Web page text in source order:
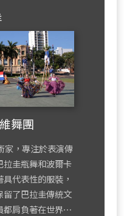
舞團
家，專注於表演傳
拉圭瓶舞和波爾卡
代表性的服裝，
留了巴拉圭傳統文
都肩負著在世界⋯